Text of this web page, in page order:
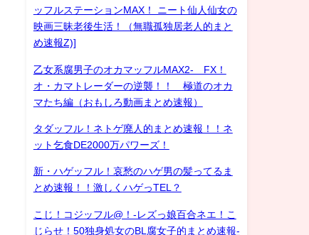
ッフルステーションMAX！ ニート仙人仙女の
映画三昧老後生活！（無職孤独居老人的まと
め速報Z)]
乙女系腐男子のオカマッフルMAX2- FX！
オ・カマトレーダーの逆襲！！ 極道のオカ
マたち編（おもしろ動画まとめ速報）
タダッフル！ネトゲ廃人的まとめ速報！！ネ
ット乞食DE2000万パワーズ！
新・ハゲッフル！哀愁のハゲ男の髪ってるま
とめ速報！！激しくハゲっTEL？
こじ！コジッフル@！-レズっ娘百合ネエ！こ
じらせ！50独身処女のBL腐女子的まとめ速報-